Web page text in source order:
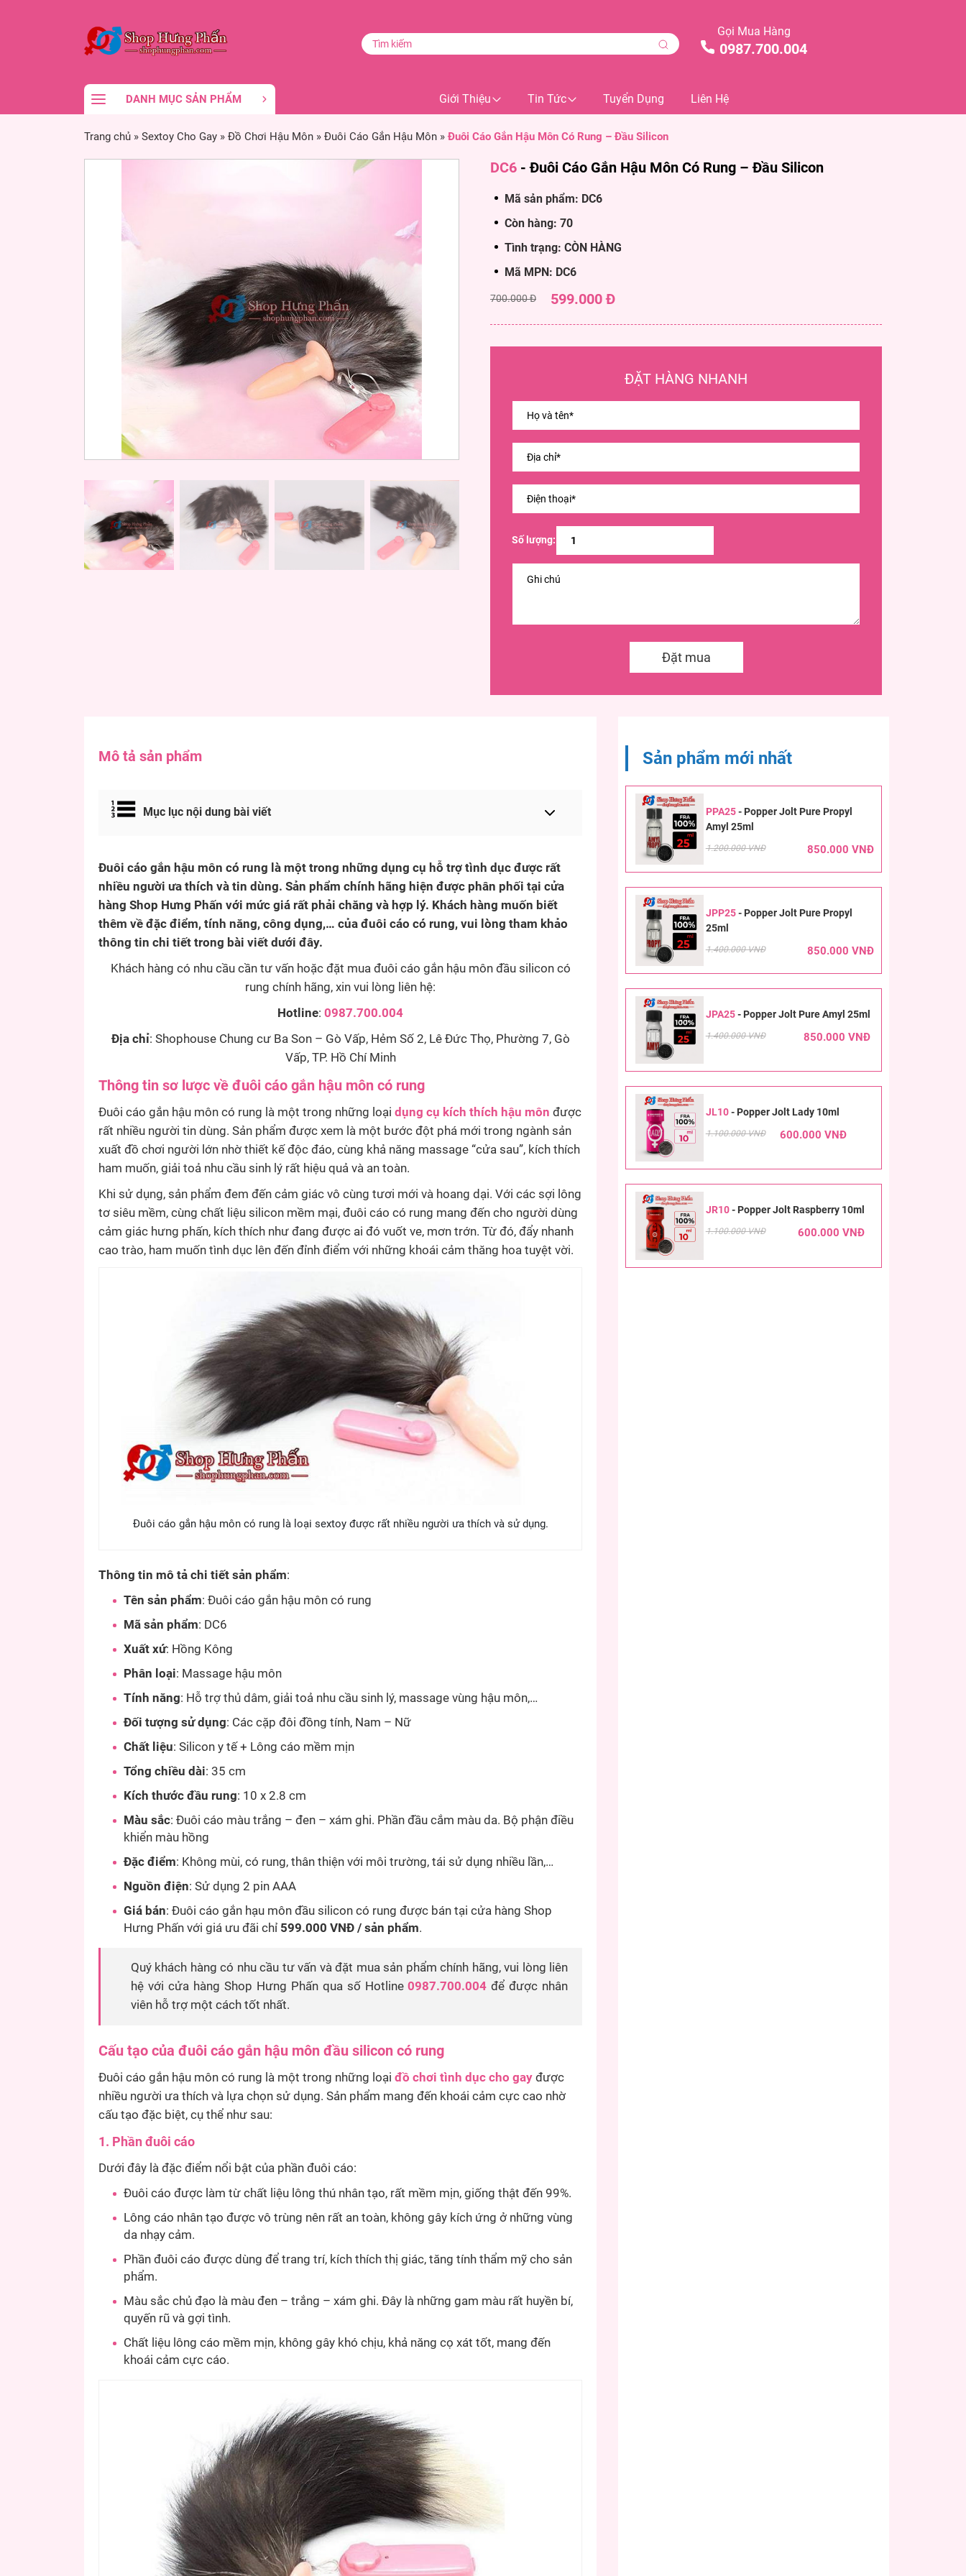
Gọi Mua Hàng
0987.700.004
DANH MỤC SẢN PHẨM Giới Thiệu Tin Tức Tuyển Dụng Liên Hệ
Trang chủ » Sextoy Cho Gay » Đồ Chơi Hậu Môn » Đuôi Cáo Gắn Hậu Môn » Đuôi Cáo Gắn Hậu Môn Có Rung – Đầu Silicon
DC6 -Đuôi Cáo Gắn Hậu Môn Có Rung – Đầu Silicon
Mã sản phẩm: DC6
Còn hàng: 70
Tình trạng: CÒN HÀNG
Mã MPN: DC6
700.000 Đ 599.000 Đ
ĐẶT HÀNG NHANH
Số lượng:
Đặt mua
Mô tả sản phẩm
Mục lục nội dung bài viết
Đuôi cáo gắn hậu môn có rung là một trong những dụng cụ hỗ trợ tình dục được rất
nhiều người ưa thích và tin dùng. Sản phẩm chính hãng hiện được phân phối tại cửa
hàng Shop Hưng Phấn với mức giá rất phải chăng và hợp lý. Khách hàng muốn biết
thêm về đặc điểm, tính năng, công dụng,… của đuôi cáo có rung, vui lòng tham khảo
thông tin chi tiết trong bài viết dưới đây.
Khách hàng có nhu cầu cần tư vấn hoặc đặt mua đuôi cáo gắn hậu môn đầu silicon có
rung chính hãng, xin vui lòng liên hệ:
Hotline:0987.700.004
Địa chỉ: Shophouse Chung cư Ba Son – Gò Vấp, Hẻm Số 2, Lê Đức Thọ, Phường 7, Gò
Vấp, TP. Hồ Chí Minh
Thông tin sơ lược về đuôi cáo gắn hậu môn có rung
Đuôi cáo gắn hậu môn có rung là một trong những loại dụng cụ kích thích hậu môn được
rất nhiều người tin dùng. Sản phẩm được xem là một bước đột phá mới trong ngành sản
xuất đồ chơi người lớn nhờ thiết kế độc đáo, cùng khả năng massage “cửa sau”, kích thích
ham muốn, giải toả nhu cầu sinh lý rất hiệu quả và an toàn.
Khi sử dụng, sản phẩm đem đến cảm giác vô cùng tươi mới và hoang dại. Với các sợi lông
tơ siêu mềm, cùng chất liệu silicon mềm mại, đuôi cáo có rung mang đến cho người dùng
cảm giác hưng phấn, kích thích như đang được ai đó vuốt ve, mơn trớn. Từ đó, đẩy nhanh
cao trào, ham muốn tình dục lên đến đỉnh điểm với những khoái cảm thăng hoa tuyệt vời.
Đuôi cáo gắn hậu môn có rung là loại sextoy được rất nhiều người ưa thích và sử dụng.
Thông tin mô tả chi tiết sản phẩm:
Tên sản phẩm: Đuôi cáo gắn hậu môn có rung
Mã sản phẩm: DC6
Xuất xứ: Hồng Kông
Phân loại: Massage hậu môn
Tính năng: Hỗ trợ thủ dâm, giải toả nhu cầu sinh lý, massage vùng hậu môn,…
Đối tượng sử dụng: Các cặp đôi đồng tính, Nam – Nữ
Chất liệu: Silicon y tế + Lông cáo mềm mịn
Tổng chiều dài: 35 cm
Kích thước đầu rung: 10 x 2.8 cm
Màu sắc: Đuôi cáo màu trắng – đen – xám ghi. Phần đầu cắm màu da. Bộ phận điều
khiển màu hồng
Đặc điểm: Không mùi, có rung, thân thiện với môi trường, tái sử dụng nhiều lần,…
Nguồn điện: Sử dụng 2 pin AAA
Giá bán: Đuôi cáo gắn hạu môn đầu silicon có rung được bán tại cửa hàng Shop
Hưng Phấn với giá ưu đãi chỉ 599.000 VNĐ / sản phẩm.
Quý khách hàng có nhu cầu tư vấn và đặt mua sản phẩm chính hãng, vui lòng liên
hệ với cửa hàng Shop Hưng Phấn qua số Hotline0987.700.004 để được nhân
viên hỗ trợ một cách tốt nhất.
Cấu tạo của đuôi cáo gắn hậu môn đầu silicon có rung
Đuôi cáo gắn hậu môn có rung là một trong những loại đồ chơi tình dục cho gay được
nhiều người ưa thích và lựa chọn sử dụng. Sản phẩm mang đến khoái cảm cực cao nhờ
cấu tạo đặc biệt, cụ thể như sau:
1. Phần đuôi cáo
Dưới đây là đặc điểm nổi bật của phần đuôi cáo:
Đuôi cáo được làm từ chất liệu lông thú nhân tạo, rất mềm mịn, giống thật đến 99%.
Lông cáo nhân tạo được vô trùng nên rất an toàn, không gây kích ứng ở những vùng
da nhạy cảm.
Phần đuôi cáo được dùng để trang trí, kích thích thị giác, tăng tính thẩm mỹ cho sản
phẩm.
Màu sắc chủ đạo là màu đen – trắng – xám ghi. Đây là những gam màu rất huyền bí,
quyến rũ và gợi tình.
Chất liệu lông cáo mềm mịn, không gây khó chịu, khả năng cọ xát tốt, mang đến
khoái cảm cực cáo.
Sản phẩm mới nhất
PPA25- Popper Jolt Pure Propyl
Amyl 25ml
1.200.000 VNĐ 850.000 VNĐ
JPP25- Popper Jolt Pure Propyl
25ml
1.400.000 VNĐ 850.000 VNĐ
JPA25- Popper Jolt Pure Amyl 25ml
1.400.000 VNĐ 850.000 VNĐ
JL10- Popper Jolt Lady 10ml
1.100.000 VNĐ 600.000 VNĐ
JR10- Popper Jolt Raspberry 10ml
1.100.000 VNĐ 600.000 VNĐ